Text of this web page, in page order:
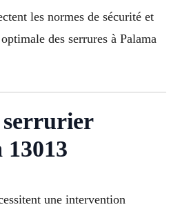
les normes de sécurité et
des serrures à Palama
serrurier
13013
une intervention